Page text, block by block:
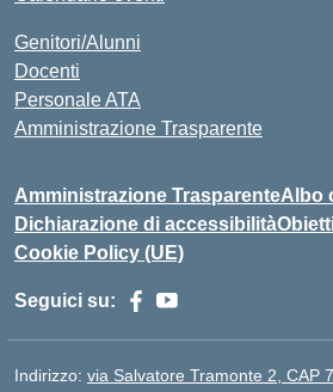
Genitori/Alunni
Docenti
Personale ATA
Amministrazione Trasparente
Amministrazione TrasparenteAlbo
Dichiarazione di accessibilità
Cookie Policy (UE)
Seguici su:
Indirizzo: via Salvatore Tramonte 2, CAP